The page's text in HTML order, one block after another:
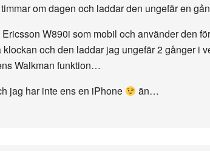
om dagen och laddar den ungefär en
W890i som mobil och använder den
och den laddar jag ungefär 2 gånger i
Walkman funktion…
jag har inte ens en iPhone
än…